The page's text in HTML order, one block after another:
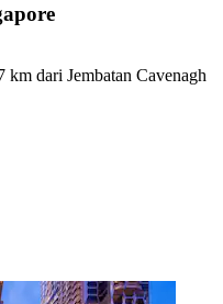
km dari Jembatan Cavenagh